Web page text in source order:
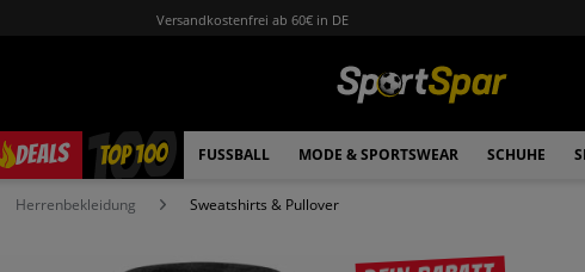
Versandkostenfrei ab 60€ in DE
DEALS TOP 100 FUSSBALL MODE & SPORTSWEAR SCHUHE
Herrenbekleidung Sweatshirts & Pullover